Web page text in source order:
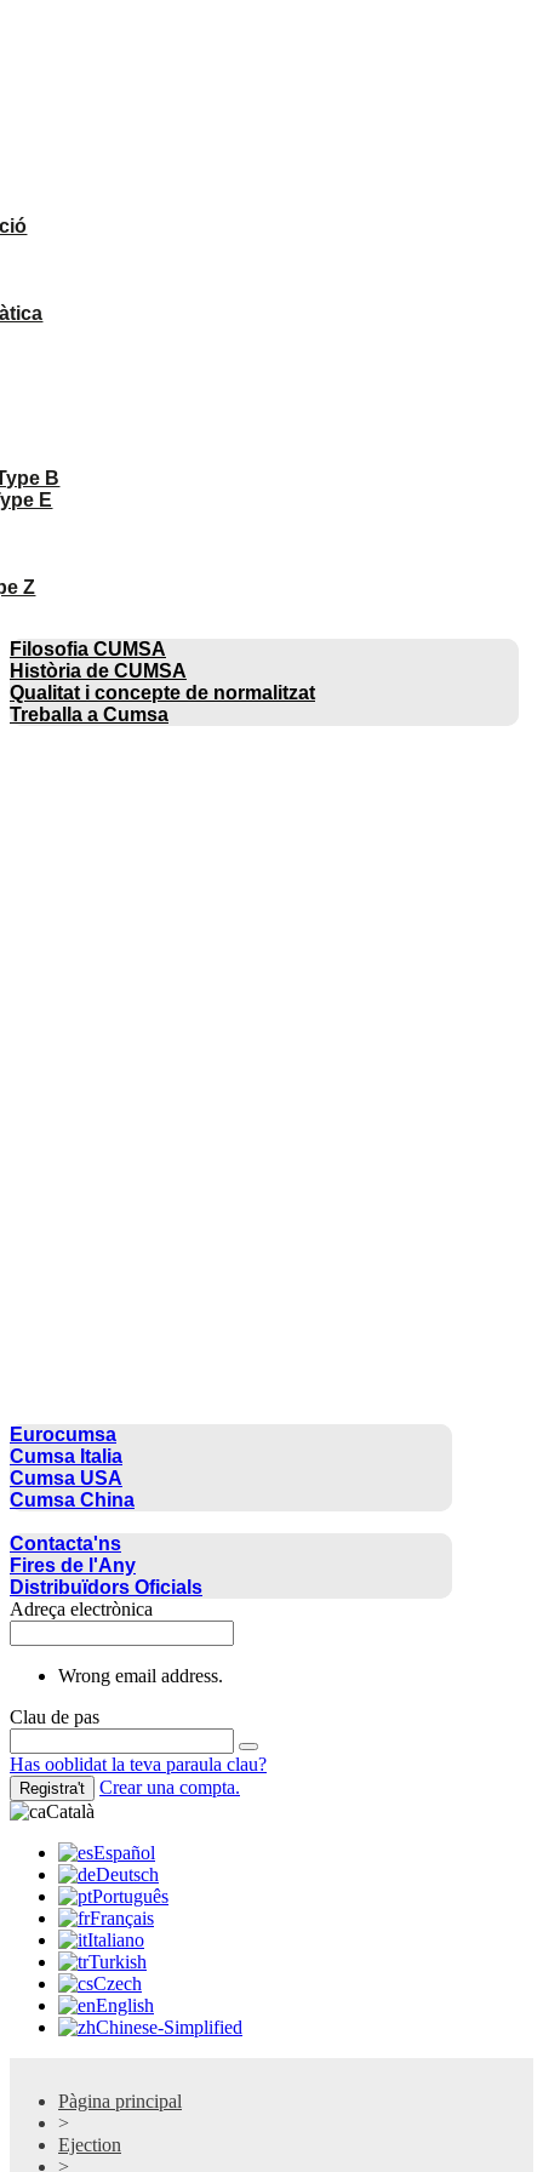
B
E
Z
Filosofia CUMSA
Història de CUMSA
Qualitat i concepte de normalitzat
Treballa a Cumsa
Eurocumsa
Cumsa Italia
Cumsa USA
Cumsa China
Contacta'ns
Fires de l'Any
Distribuïdors Oficials
Adreça electrònica
Wrong email address.
Clau de pas
Has ooblidat la teva paraula clau?
Registra't
Crear una compta.
Català
Español
Deutsch
Português
Français
Italiano
Turkish
Czech
English
Chinese-Simplified
Pàgina principal
>
Ejection
>